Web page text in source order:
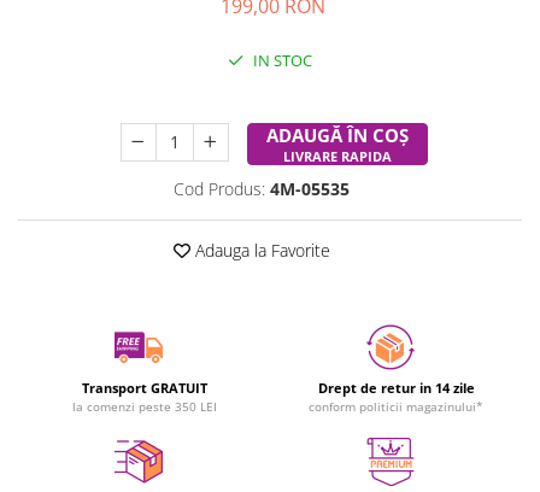
199,00 RON
IN STOC
ADAUGĂ ÎN COȘ
LIVRARE RAPIDA
Cod Produs: 4M-05535
Adauga la Favorite
Transport GRATUIT
la comenzi peste 350 LEI
Drept de retur in 14 zile
conform politicii magazinului*